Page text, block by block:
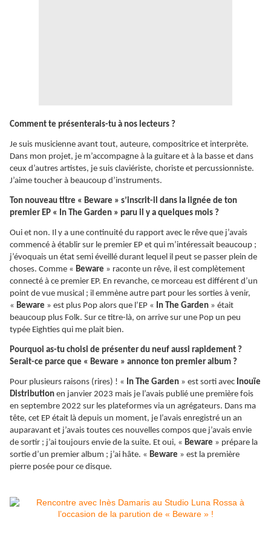
Comment te présenterais-tu à nos lecteurs ?
Je suis musicienne avant tout, auteure, compositrice et interprète.
Dans mon projet, je m’accompagne à la guitare et à la basse et dans
ceux d’autres artistes, je suis claviériste, choriste et percussionniste.
J’aime toucher à beaucoup d’instruments.
Ton nouveau titre « Beware » s’inscrit-il dans la lignée de ton
premier EP « In The Garden » paru il y a quelques mois ?
Oui et non. Il y a une continuité du rapport avec le rêve que j’avais
commencé à établir sur le premier EP et qui m’intéressait beaucoup ;
j’évoquais un état semi éveillé durant lequel il peut se passer plein de
choses. Comme « Beware » raconte un rêve, il est complètement
connecté à ce premier EP. En revanche, ce morceau est différent d’un
point de vue musical ; il emmène autre part pour les sorties à venir,
« Beware » est plus Pop alors que l’EP « In The Garden » était
beaucoup plus Folk. Sur ce titre-là, on arrive sur une Pop un peu
typée Eighties qui me plait bien.
Pourquoi as-tu choisi de présenter du neuf aussi rapidement ?
Serait-ce parce que « Beware » annonce ton premier album ?
Pour plusieurs raisons (rires) ! « In The Garden » est sorti avec Inouïe
Distribution en janvier 2023 mais je l’avais publié une première fois
en septembre 2022 sur les plateformes via un agrégateurs. Dans ma
tête, cet EP était là depuis un moment, je l’avais enregistré un an
auparavant et j’avais toutes ces nouvelles compos que j’avais envie
de sortir ; j’ai toujours envie de la suite. Et oui, « Beware » prépare la
sortie d’un premier album ; j’ai hâte. « Beware » est la première
pierre posée pour ce disque.